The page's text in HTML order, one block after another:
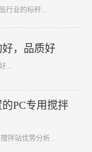
行业的标杆...
，品质好
...
PC专用搅拌
拌站优势分析...